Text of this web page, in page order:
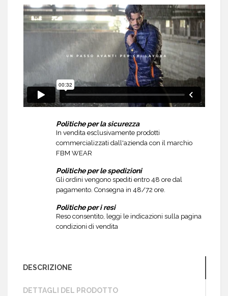
Politiche per la sicurezza
In vendita esclusivamente prodotti
commercializzati dall'azienda con il marchio
FBM WEAR
Politiche per le spedizioni
Gli ordini vengono spediti entro 48 ore dal
pagamento. Consegna in 48/72 ore.
Politiche per i resi
Reso consentito, leggi le indicazioni sulla pagina
condizioni di vendita
DESCRIZIONE
DETTAGLI DEL PRODOTTO